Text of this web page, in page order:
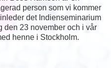
person som vi kommer
det Indienseminarium
den 23 november och i vår
henne i Stockholm.